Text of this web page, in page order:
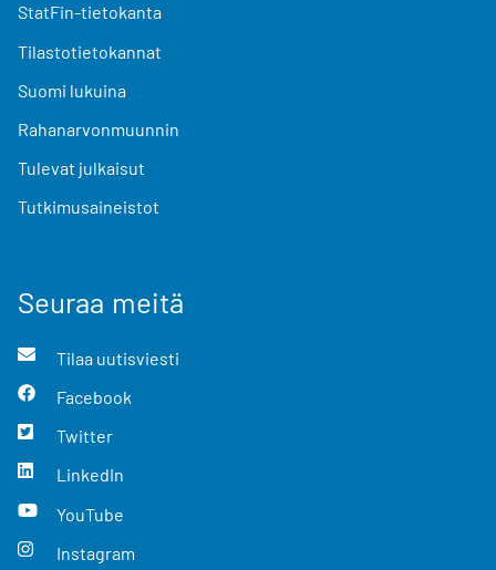
StatFin-tietokanta
Tilastotietokannat
Suomi lukuina
Rahanarvonmuunnin
Tulevat julkaisut
Tutkimusaineistot
Seuraa meitä
Tilaa uutisviesti
Facebook
Twitter
LinkedIn
YouTube
Instagram